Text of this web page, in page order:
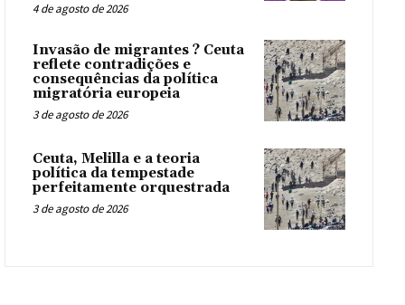
4 de agosto de 2026
Invasão de migrantes ? Ceuta
reflete contradições e
consequências da política
migratória europeia
3 de agosto de 2026
Ceuta, Melilla e a teoria
política da tempestade
perfeitamente orquestrada
3 de agosto de 2026